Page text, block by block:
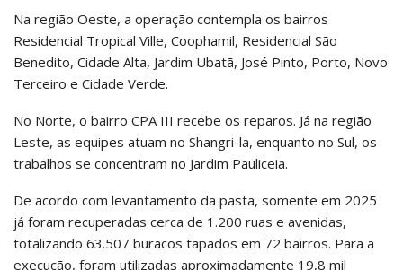
Na região Oeste, a operação contempla os bairros
Residencial Tropical Ville, Coophamil, Residencial São
Benedito, Cidade Alta, Jardim Ubatã, José Pinto, Porto, Novo
Terceiro e Cidade Verde.
No Norte, o bairro CPA III recebe os reparos. Já na região
Leste, as equipes atuam no Shangri-la, enquanto no Sul, os
trabalhos se concentram no Jardim Pauliceia.
De acordo com levantamento da pasta, somente em 2025
já foram recuperadas cerca de 1.200 ruas e avenidas,
totalizando 63.507 buracos tapados em 72 bairros. Para a
execução, foram utilizadas aproximadamente 19,8 mil